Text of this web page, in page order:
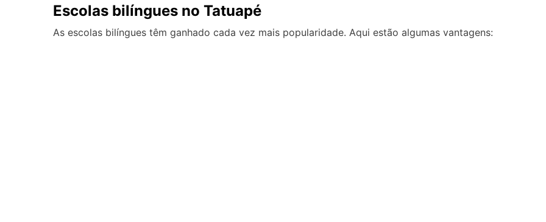
Escolas bilíngues no Tatuapé
As escolas bilíngues têm ganhado cada vez mais popularidade. Aqui estão algumas vantagens: